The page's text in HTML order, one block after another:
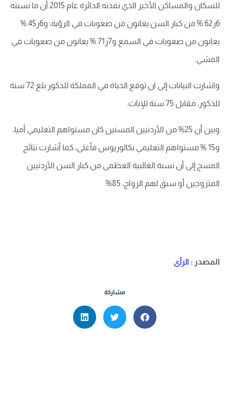
للسكان والمساكن الأخير الذي نفذته الدائرة عام 2015 أن ما نسبته
6ر62 % من كبار السن يعانون من صعوبات في الرؤية، و6ر45 %
يعانون من صعوبات في السمع و7ر71 % يعانون من صعوبات في
المشي.
واشارت البيانات إلى ان توقع الحياة في المملكة للذكور بلغ 72 سنة
للذكور، مقابل 75 سنة للإناث.
وبين أن 25% من الأردنيين المسنين كان مستواهم التعليمي أميا،
و15 % مستواهم التعليمي بكالوريوس فأعلى، كما أشارت نتائج
المسح إلى أن نسبة الغالبية العظمى من كبار السن الأردنيين
المتزوجين أو سبق لهم الزواج، 85%.
المصدر : الرأى
مشاركة